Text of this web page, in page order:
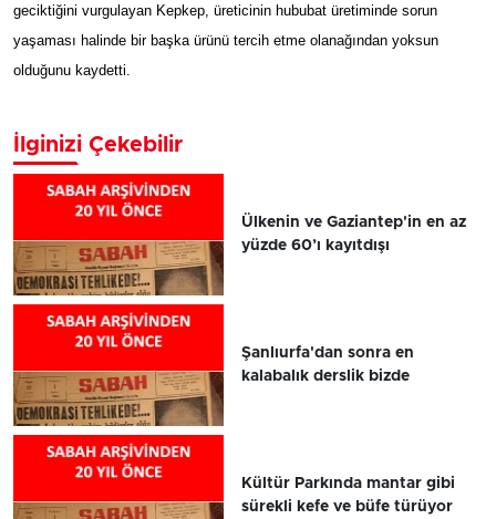
geciktiğini vurgulayan Kepkep, üreticinin hububat üretiminde sorun
yaşaması halinde bir başka ürünü tercih etme olanağından yoksun
olduğunu kaydetti.
İlginizi Çekebilir
Ülkenin ve Gaziantep'in en az
yüzde 60’ı kayıtdışı
Şanlıurfa'dan sonra en
kalabalık derslik bizde
Kültür Parkında mantar gibi
sürekli kefe ve büfe türüyor